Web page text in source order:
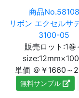
商品No.58108
リボン エクセルサ
3100-05
販売ロット:1巻
単価 ＠￥1660～
無料サンプル